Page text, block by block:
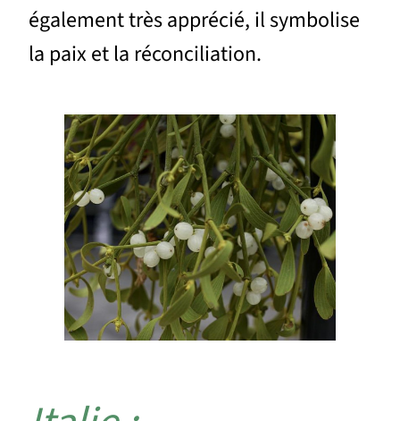
également très apprécié, il symbolise
la paix et la réconciliation.